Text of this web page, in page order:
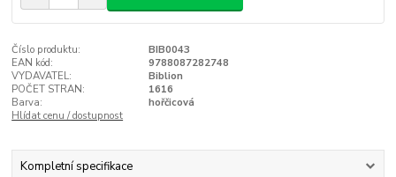
Číslo produktu:
BIB0043
EAN kód:
9788087282748
VYDAVATEL:
Biblion
POČET STRAN:
1616
Barva:
hořčicová
Hlídat cenu / dostupnost
Kompletní specifikace